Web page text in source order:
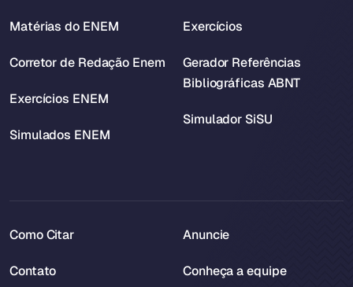
Matérias do ENEM
Corretor de Redação Enem
Exercícios ENEM
Simulados ENEM
Exercícios
Gerador Referências
Bibliográficas ABNT
Simulador SiSU
Como Citar
Contato
Anuncie
Conheça a equipe